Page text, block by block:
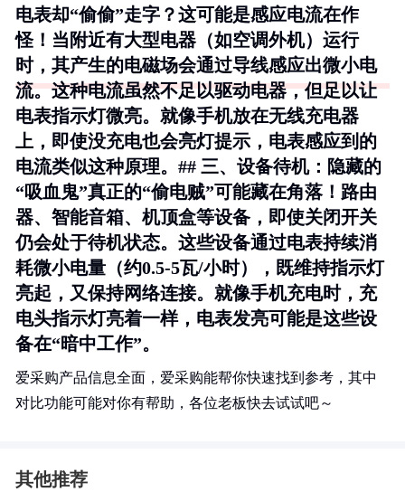
电表却“偷偷”走字？这可能是感应电流在作
怪！当附近有大型电器（如空调外机）运行
时，其产生的电磁场会通过导线感应出微小电
流。这种电流虽然不足以驱动电器，但足以让
电表指示灯微亮。就像手机放在无线充电器
上，即使没充电也会亮灯提示，电表感应到的
电流类似这种原理。## 三、设备待机：隐藏的
“吸血鬼”真正的“偷电贼”可能藏在角落！路由
器、智能音箱、机顶盒等设备，即使关闭开关
仍会处于待机状态。这些设备通过电表持续消
耗微小电量（约0.5-5瓦/小时），既维持指示灯
亮起，又保持网络连接。就像手机充电时，充
电头指示灯亮着一样，电表发亮可能是这些设
备在“暗中工作”。
爱采购产品信息全面，爱采购能帮你快速找到参考，其中
对比功能可能对你有帮助，各位老板快去试试吧～
其他推荐